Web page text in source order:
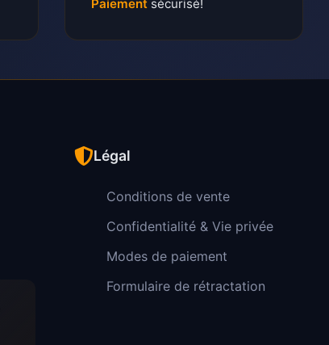
Paiement sécurisé!
Légal
Conditions de vente
Confidentialité & Vie privée
Modes de paiement
Formulaire de rétractation